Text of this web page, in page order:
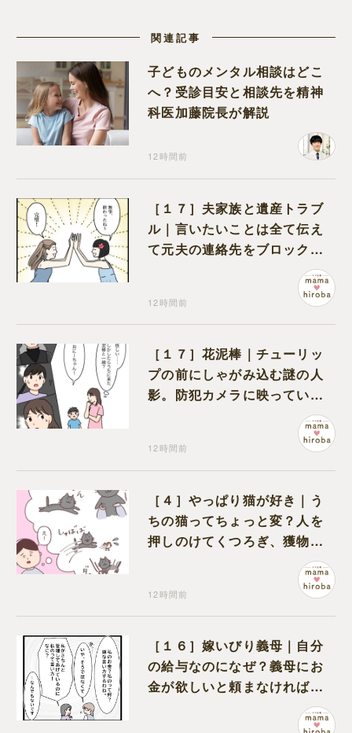
関連記事
子どものメンタル相談はどこ
へ？受診目安と相談先を精神
科医加藤院長が解説
12時間前
［１７］夫家族と遺産トラブ
ル｜言いたいことは全て伝え
て元夫の連絡先をブロック。
離婚できた喜びを噛みしめる
12時間前
［１７］花泥棒｜チューリッ
プの前にしゃがみ込む謎の人
影。防犯カメラに映っていた
12時間前
［４］やっぱり猫が好き｜う
ちの猫ってちょっと変？人を
押しのけてくつろぎ、獲物に
も物怖じしない鋼のハート
12時間前
［１６］嫁いびり義母｜自分
の給与なのになぜ？義母にお
金が欲しいと頼まなければな